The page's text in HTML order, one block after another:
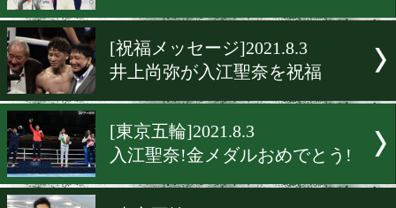
並木月海が銅メダル獲得!
とう!
[東京五輪]2021.8.4
村田諒太が入江聖奈を祝福